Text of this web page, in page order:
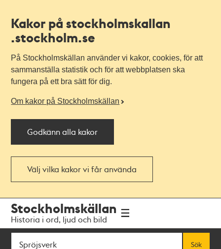
Kakor på stockholmskallan
.stockholm.se
På Stockholmskällan använder vi kakor, cookies, för att
sammanställa statistik och för att webbplatsen ska
fungera på ett bra sätt för dig.
Om kakor på Stockholmskällan
Godkänn alla kakor
Välj vilka kakor vi får använda
navigationen
huvudinnehållet
Stockholmskällan
Historia i ord, ljud och bild
Sök
Sök